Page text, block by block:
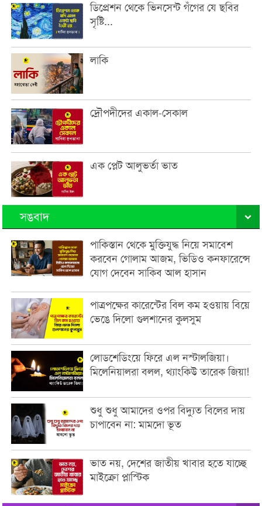
ডিপ্রেশন থেকে ভিনসেন্ট গঁগের যে ছবির
সৃষ্টি...
লাকি
দ্রৌপদীদের একাল-সেকাল
এক প্লেট আলুভর্তা ভাত
সঙবাদ
পাকিস্তান থেকে মুক্তিযুদ্ধ নিয়ে সমাবেশ
করবেন গোলাম আজম, ভিডিও কনফারেন্সে
যোগ দেবেন সাকিব আল হাসান
পাত্রপক্ষের কারেন্টের বিল কম হওয়ায় বিয়ে
ভেঙে দিলো গুলশানের কুলসুম
লোডশেডিংয়ে ফিরে এল নস্টালজিয়া।
মিলেনিয়ালরা বলল, থ্যাংকিউ তারেক জিয়া!
শুধু শুধু আমাদের ওপর বিদ্যুত বিলের দায়
চাপাবেন না: মামদো ভূত
ভাত নয়, দেশের জাতীয় খাবার হতে যাচ্ছে
মাইক্রো প্লাস্টিক